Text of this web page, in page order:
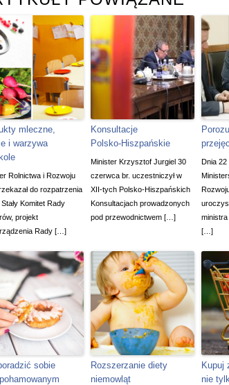
mleczne,
i warzywa
Rolnictwa i Rozwoju
do rozpatrzenia
Komitet Rady
projekt
Rady […]
Konsultacje
Polsko-Hiszpańskie
Minister Krzysztof Jurgiel 30
czerwca br. uczestniczył w
XII-tych Polsko-Hiszpańskich
Konsultacjach prowadzonych
pod przewodnictwem […]
Dnia 22
[…]
sobie
Rozszerzanie diety
niemowląt
Kupuj
nie